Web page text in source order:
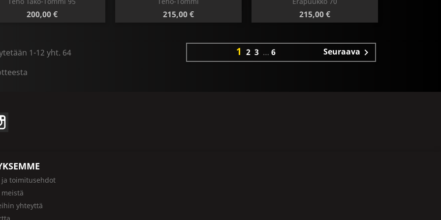
Hinta
200,00 € Hinta
215,00 € Hinta
215,00 €
1-12 yht. 64
123 … 6 Seuraava 
ja toimitusehdot
yhteyttä